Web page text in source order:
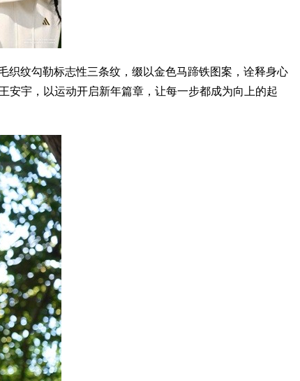
织纹勾勒标志性三条纹，缀以金色马蹄铁图案，诠释身心
安宇，以运动开启新年篇章，让每一步都成为向上的起